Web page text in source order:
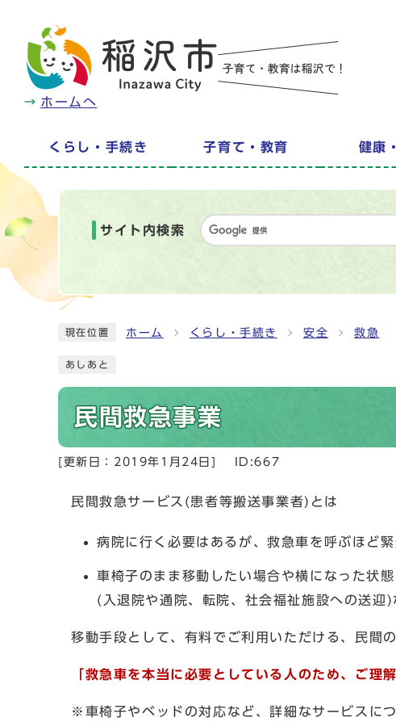
ホームへ
くらし・手続き 子育て・教育 健康
サイト内検索
現在位置 ホーム くらし・手続き 安全 救急
あしあと
民間救急事業
[更新日： 2019年1月24日 ID:667
民間救急サービス(患者等搬送事業者)とは
病院に行く必要はあるが、救急車を呼ぶほど
車椅子のまま移動したい場合や横になった状
(入退院や通院、転院、社会福祉施設への送迎)
移動手段として、有料でご利用いただける、民間
「救急車を本当に必要としている人のため、ご理
※車椅子やベッドの対応など、詳細なサービスに